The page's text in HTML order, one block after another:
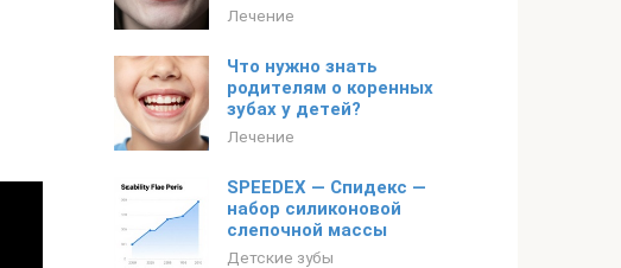
Лечение
Что нужно знать
родителям о коренных
зубах у детей?
Лечение
SPEEDEХ — Спидекс —
набор силиконовой
слепочной массы
Детские зубы